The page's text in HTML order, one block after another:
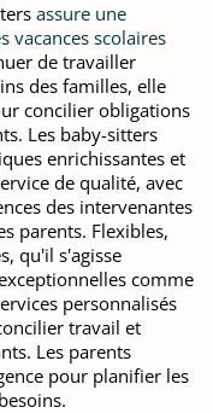
assure une
vacances scolaires
de travailler
des familles, elle
concilier obligations
Les baby-sitters
enrichissantes et
de qualité, avec
des intervenantes
parents. Flexibles,
qu'il s'agisse
comme
personnalisés
travail et
Les parents
pour planifier les